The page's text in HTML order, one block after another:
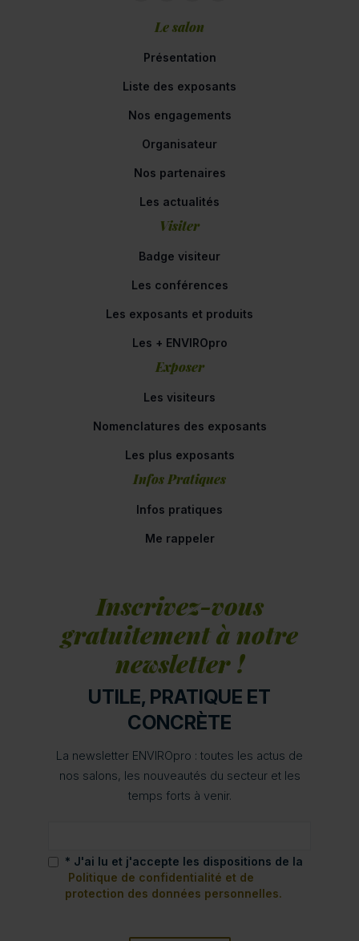
Le salon
Présentation
Liste des exposants
Nos engagements
Organisateur
Nos partenaires
Les actualités
Visiter
Badge visiteur
Les conférences
Les exposants et produits
Les + ENVIROpro
Exposer
Les visiteurs
Nomenclatures des exposants
Les plus exposants
Infos Pratiques
Infos pratiques
Me rappeler
Inscrivez-vous
gratuitement à notre
newsletter !
UTILE, PRATIQUE ET
CONCRÈTE
La newsletter ENVIROpro : toutes les actus de
nos salons, les nouveautés du secteur et les
temps forts à venir.
* J'ai lu et j'accepte les dispositions de la
Politique de confidentialité et de
protection des données personnelles.